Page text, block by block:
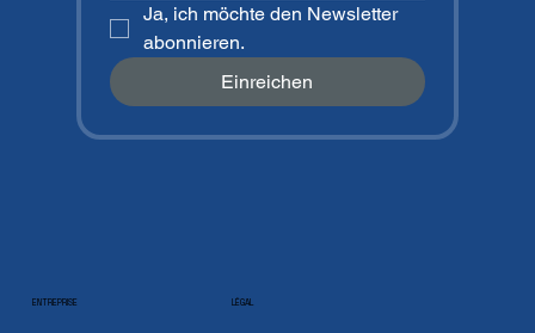
Ja, ich möchte den Newsletter
abonnieren.
Einreichen
ENTREPRISE LÉGAL